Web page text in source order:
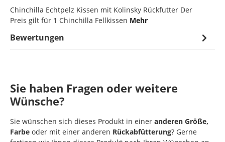
Chinchilla Echtpelz Kissen mit Kolinsky Rückfutter Der
Preis gilt für 1 Chinchilla Fellkissen Mehr
Bewertungen
Sie haben Fragen oder weitere
Wünsche?
Sie wünschen sich dieses Produkt in einer anderen Größe,
Farbe oder mit einer anderen Rückabfütterung? Gerne